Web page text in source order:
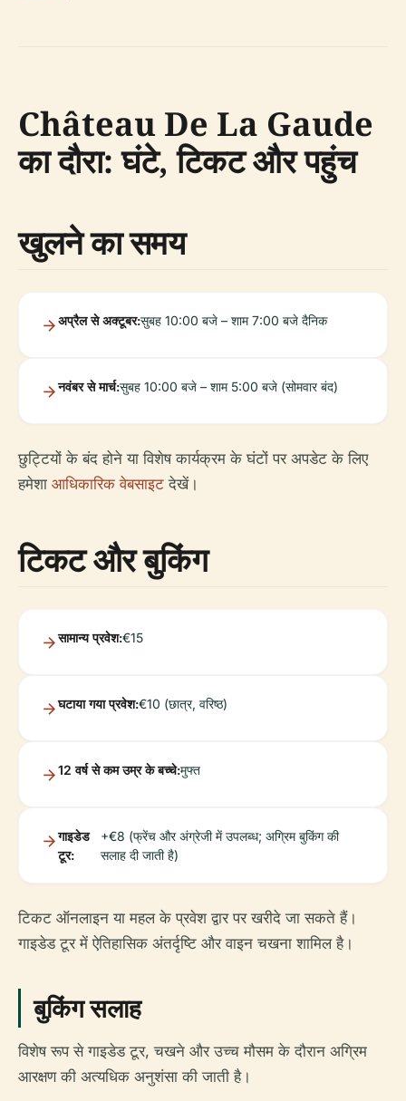
Château De La Gaude
का दौरा: घंटे, टिकट और पहुंच
खुलने का समय
अप्रैल से अक्टूबर:सुबह 10:00 बजे – शाम 7:00 बजे दैनिक
नवंबर से मार्च:सुबह 10:00 बजे – शाम 5:00 बजे (सोमवार बंद)
छुट्टियों के बंद होने या विशेष कार्यक्रम के घंटों पर अपडेट के लिए
हमेशा आधिकारिक वेबसाइट देखें।
टिकट और बुकिंग
सामान्य प्रवेश:€15
घटाया गया प्रवेश:€10 (छात्र, वरिष्ठ)
12 वर्ष से कम उम्र के बच्चे:मुफ्त
गाइडेड
टूर:
+€8 (फ्रेंच और अंग्रेजी में उपलब्ध; अग्रिम बुकिंग की
सलाह दी जाती है)
टिकट ऑनलाइन या महल के प्रवेश द्वार पर खरीदे जा सकते हैं।
गाइडेड टूर में ऐतिहासिक अंतर्दृष्टि और वाइन चखना शामिल है।
बुकिंग सलाह
विशेष रूप से गाइडेड टूर, चखने और उच्च मौसम के दौरान अग्रिम
आरक्षण की अत्यधिक अनुशंसा की जाती है।